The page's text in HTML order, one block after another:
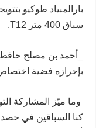
سباق 400 متر T12.
_أحمد بن مصلح حافظ
بإحرازه فضية اختصاص
كنا السباقين في حصد